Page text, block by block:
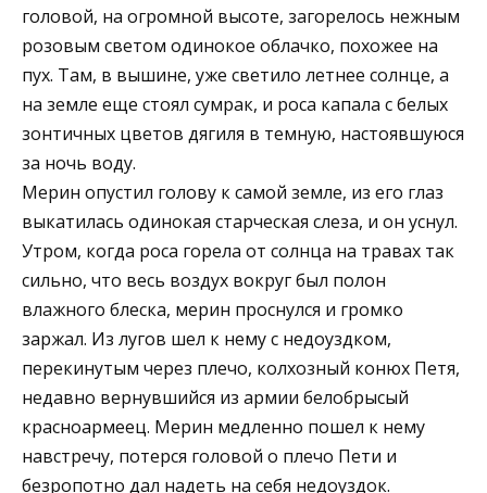
головой, на огромной высоте, загорелось нежным
розовым светом одинокое облачко, похожее на
пух. Там, в вышине, уже светило летнее солнце, а
на земле еще стоял сумрак, и роса капала с белых
зонтичных цветов дягиля в темную, настоявшуюся
за ночь воду.
Мерин опустил голову к самой земле, из его глаз
выкатилась одинокая старческая слеза, и он уснул.
Утром, когда роса горела от солнца на травах так
сильно, что весь воздух вокруг был полон
влажного блеска, мерин проснулся и громко
заржал. Из лугов шел к нему с недоуздком,
перекинутым через плечо, колхозный конюх Петя,
недавно вернувшийся из армии белобрысый
красноармеец. Мерин медленно пошел к нему
навстречу, потерся головой о плечо Пети и
безропотно дал надеть на себя недоуздок.